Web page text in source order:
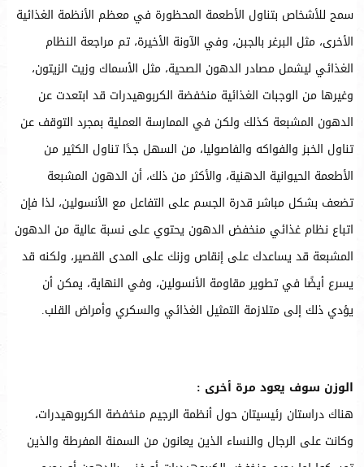
سمح للأشخاص بتناول الأطعمة المحظورة في معظم الأنظمة الغذائية
الأخرى، مثل البرغر بالجبن، وفي الآونة الأخيرة، تم مراجعة النظام
الغذائي ليشمل مصادر الدهون الصحية، مثل الأسماك وزيت الزيتون،
وغيرها من الوجبات الغذائية منخفضة الكربوهيدرات قد ابتعدت عن
الدهون المشبعة كذلك ولكن في الممارسة العملية بمجرد التوقف عن
تناول الخبز والفواكه والفاصوليا، من السهل جدًا تناول الكثير من
الأطعمة الحيوانية الدهنية، والأكثر من ذلك، أن الدهون المشبعة
تضعف بشكل مباشر قدرة الجسم على التفاعل مع الأنسولين، لذا فإن
اتباع نظام غذائي منخفض الدهون يحتوي على نسبة عالية من الدهون
المشبعة قد يساعدك على إنقاص وزنك على المدى القصير، ولكنه قد
يسرع أيضًا في تطوير مقاومة الأنسولين، وفي النهاية، يمكن أن
يؤدي ذلك إلى متلازمة التمثيل الغذائي والسكري وأمراض القلب.
الوزن سوف يعود مرة أخرى :
هناك دراستان رئيسيتان حول أنظمة الرجيم منخفضة الكربوهيدرات،
وكانت على الرجال والنساء الذين يعانون من السمنة المفرطة والذين